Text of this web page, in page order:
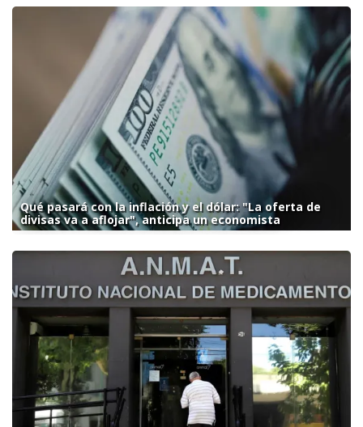
Qué pasará con la inflación y el dólar: "La oferta de
divisas va a aflojar", anticipa un economista